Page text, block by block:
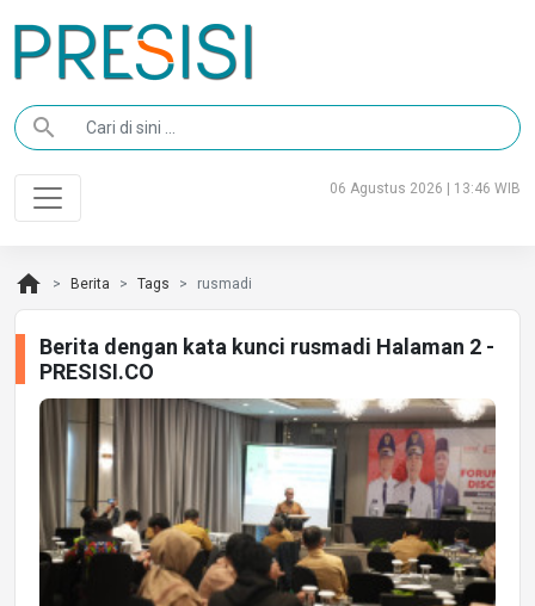
search
06 Agustus 2026 | 13:46 WIB
home Berita Tags rusmadi
Berita dengan kata kunci rusmadi Halaman 2 -
PRESISI.CO